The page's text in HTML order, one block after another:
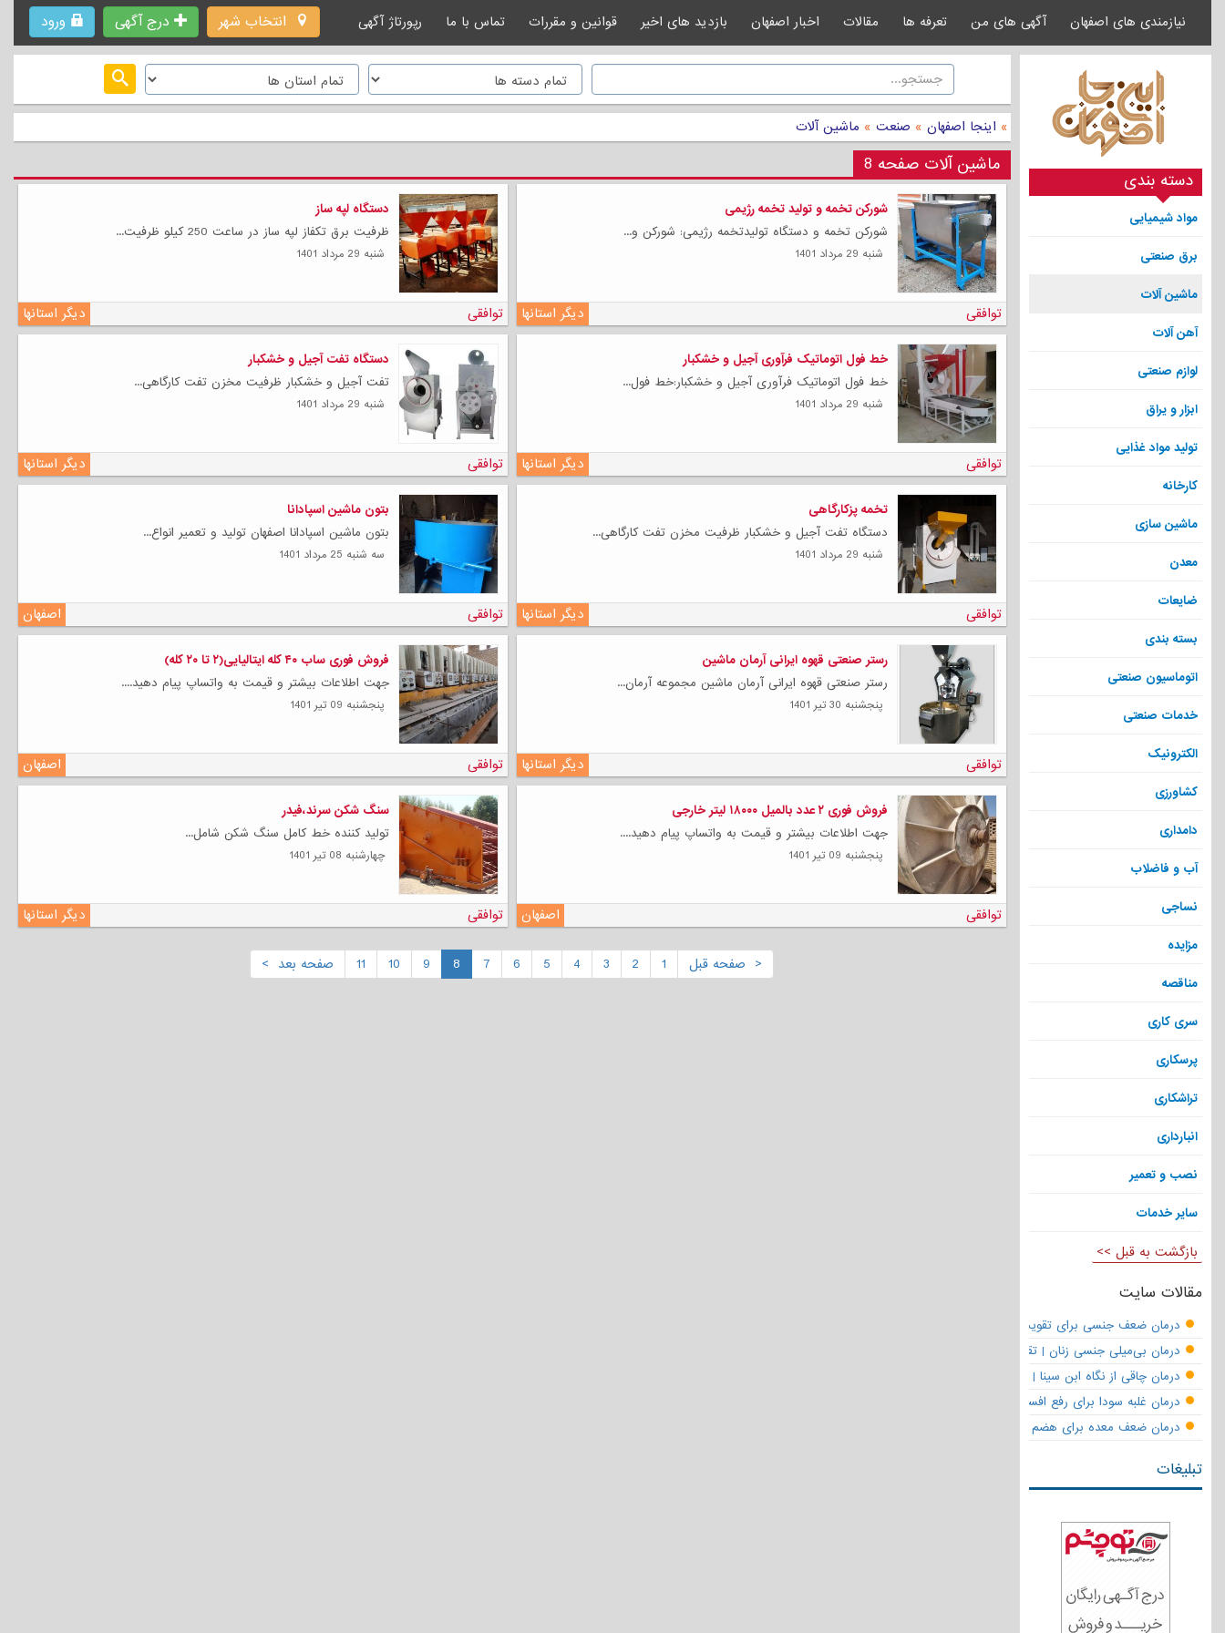
انتخاب شهر درج آگهی ورود نیازمندی های اصفهان آگهی های من تعرفه ها مقالات اخبار اصفهان بازدید های اخیر قوانین و مقررات تماس با ما رپورتاژ آگهی
دسته بندی
مواد شیمیایی
برق صنعتی
ماشین آلات
آهن آلات
لوازم صنعتی
ابزار و یراق
تولید مواد غذایی
کارخانه
ماشین سازی
معدن
ضایعات
بسته بندی
اتوماسیون صنعتی
خدمات صنعتی
الکترونیک
کشاورزی
دامداری
آب و فاضلاب
نساجی
مزایده
مناقصه
سری کاری
پرسکاری
تراشکاری
انبارداری
نصب و تعمیر
سایر خدمات
بازگشت به قبل >>
مقالات سایت
درمان ضعف جنسی برای تقویت قوای مردانه | تقویت نعوظ و رفع زودانزالی
درمان بی‌میلی جنسی زنان | تقویت قوای جنسی و بازگشت لذت
درمان چاقی از نگاه ابن سینا | نسخه حکما برای کاهش وزن طبیعی
درمان غلبه سودا برای رفع افسردگی
درمان ضعف معده برای هضم قوی
تبلیغات
» اینجا اصفهان » صنعت » ماشین آلات
ماشین آلات صفحه 8
شورکن تخمه و تولید تخمه رژیمی
شورکن تخمه و دستگاه تولیدتخمه رژیمی: شورکن و...
شنبه 29 مرداد 1401
دیگر استانها توافقی
دستگاه لپه ساز
ظرفیت برق تکفاز لپه ساز در ساعت 250 کیلو ظرفیت...
شنبه 29 مرداد 1401
دیگر استانها توافقی
خط فول اتوماتیک فرآوری آجیل و خشکبار
خط فول اتوماتیک فرآوری آجیل و خشکبار:خط فول...
شنبه 29 مرداد 1401
دیگر استانها توافقی
دستگاه تفت آجیل و خشکبار
تفت آجیل و خشکبار ظرفیت مخزن تفت کارگاهی...
شنبه 29 مرداد 1401
دیگر استانها توافقی
تخمه پزکارگاهی
دستگاه تفت آجیل و خشکبار ظرفیت مخزن تفت کارگاهی...
شنبه 29 مرداد 1401
دیگر استانها توافقی
بتون ماشین اسپادانا
بتون ماشین اسپادانا اصفهان تولید و تعمیر انواع...
سه شنبه 25 مرداد 1401
اصفهان توافقی
رستر صنعتی قهوه ایرانی آرمان ماشین
رستر صنعتی قهوه ایرانی آرمان ماشین مجموعه آرمان...
پنجشنبه 30 تیر 1401
دیگر استانها توافقی
فروش فوری ساب ۴۰ کله ایتالیایی(۲ تا ۲۰ کله)
جهت اطلاعات بیشتر و قیمت به واتساپ پیام دهید....
پنجشنبه 09 تیر 1401
اصفهان توافقی
فروش فوری ۲ عدد بالمیل ۱۸۰۰۰ لیتر خارجی
جهت اطلاعات بیشتر و قیمت به واتساپ پیام دهید....
پنجشنبه 09 تیر 1401
اصفهان توافقی
سنگ شکن سرند،فیدر
تولید کننده خط کامل سنگ‌ شکن شامل...
چهارشنبه 08 تیر 1401
دیگر استانها توافقی
< صفحه قبل 1
2
3
4
5
6
7
8
9
10
11 صفحه بعد >